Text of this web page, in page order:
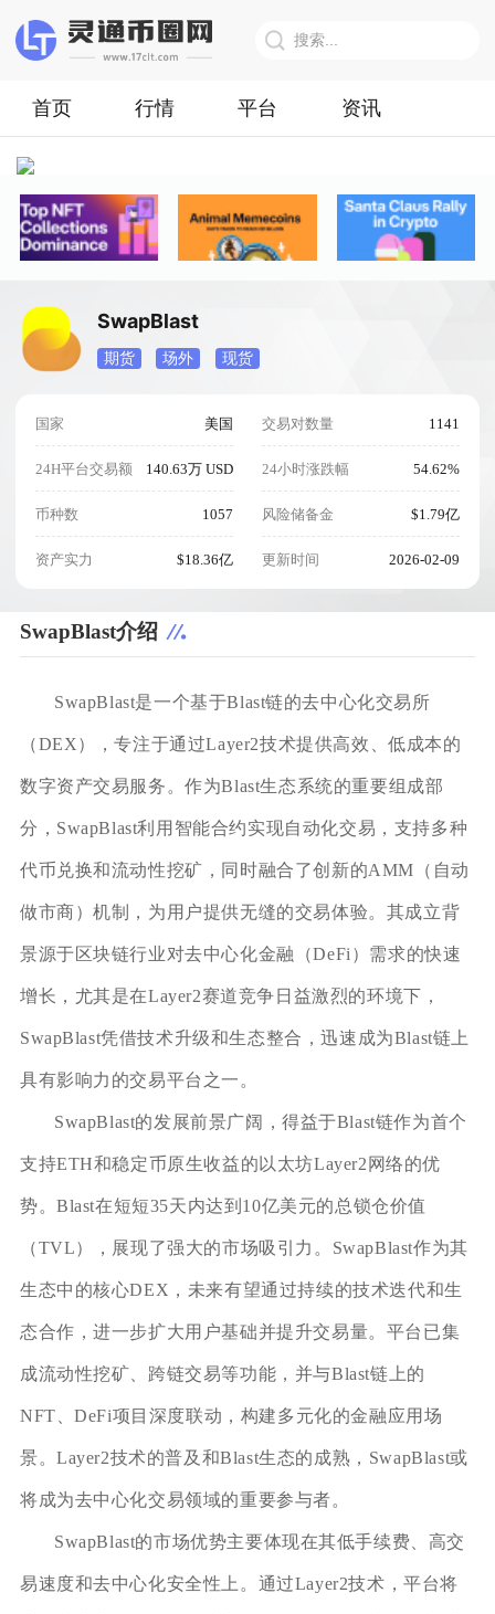
首页 行情 平台 资讯
SwapBlast
期货 场外 现货
国家 美国
24H平台交易额 140.63万 USD
币种数 1057
资产实力 $18.36亿
交易对数量 1141
24小时涨跌幅 54.62%
风险储备金 $1.79亿
更新时间 2026-02-09
SwapBlast介绍
SwapBlast是一个基于Blast链的去中心化交易所
（DEX），专注于通过Layer2技术提供高效、低成本的
数字资产交易服务。作为Blast生态系统的重要组成部
分，SwapBlast利用智能合约实现自动化交易，支持多种
代币兑换和流动性挖矿，同时融合了创新的AMM（自动
做市商）机制，为用户提供无缝的交易体验。其成立背
景源于区块链行业对去中心化金融（DeFi）需求的快速
增长，尤其是在Layer2赛道竞争日益激烈的环境下，
SwapBlast凭借技术升级和生态整合，迅速成为Blast链上
具有影响力的交易平台之一。
SwapBlast的发展前景广阔，得益于Blast链作为首个
支持ETH和稳定币原生收益的以太坊Layer2网络的优
势。Blast在短短35天内达到10亿美元的总锁仓价值
（TVL），展现了强大的市场吸引力。SwapBlast作为其
生态中的核心DEX，未来有望通过持续的技术迭代和生
态合作，进一步扩大用户基础并提升交易量。平台已集
成流动性挖矿、跨链交易等功能，并与Blast链上的
NFT、DeFi项目深度联动，构建多元化的金融应用场
景。Layer2技术的普及和Blast生态的成熟，SwapBlast或
将成为去中心化交易领域的重要参与者。
SwapBlast的市场优势主要体现在其低手续费、高交
易速度和去中心化安全性上。通过Layer2技术，平台将